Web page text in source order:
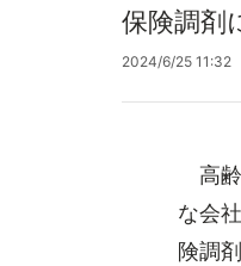
保険調剤
2024/6/25 11:32
高齢
な会
険調